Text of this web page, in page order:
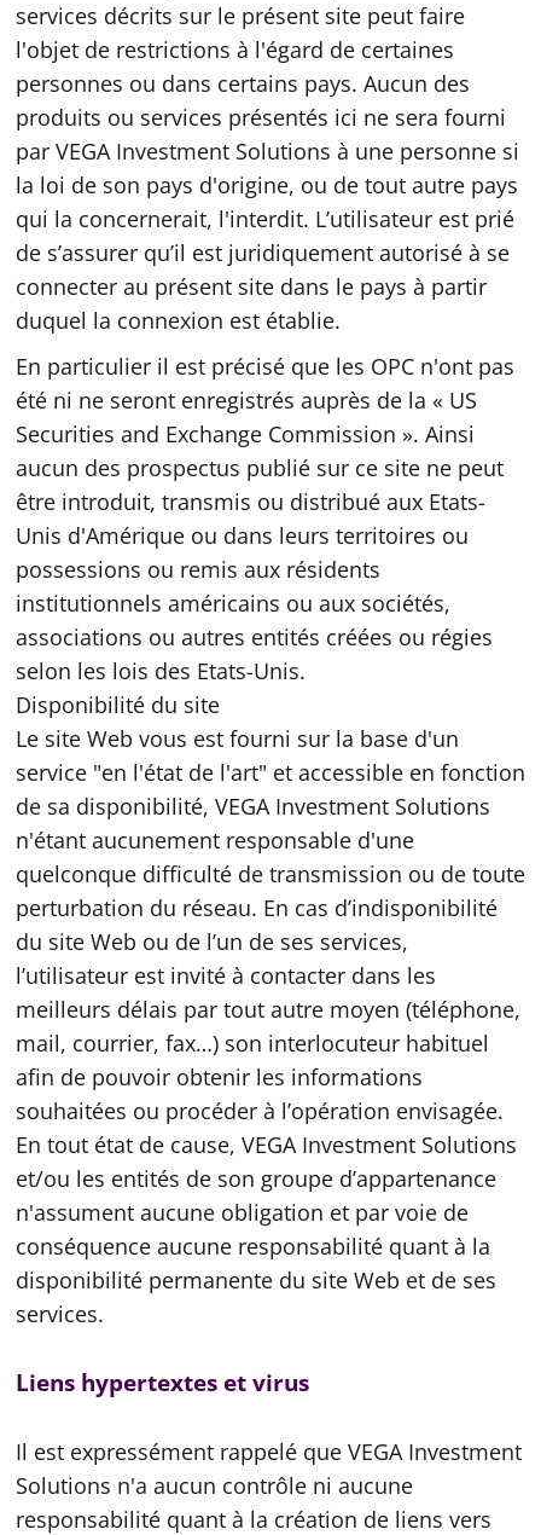
services décrits sur le présent site peut faire
l'objet de restrictions à l'égard de certaines
personnes ou dans certains pays. Aucun des
produits ou services présentés ici ne sera fourni
par VEGA Investment Solutions à une personne si
la loi de son pays d'origine, ou de tout autre pays
qui la concernerait, l'interdit. L’utilisateur est prié
de s’assurer qu’il est juridiquement autorisé à se
connecter au présent site dans le pays à partir
duquel la connexion est établie.
En particulier il est précisé que les OPC n'ont pas
été ni ne seront enregistrés auprès de la « US
Securities and Exchange Commission ». Ainsi
aucun des prospectus publié sur ce site ne peut
être introduit, transmis ou distribué aux Etats-
Unis d'Amérique ou dans leurs territoires ou
possessions ou remis aux résidents
institutionnels américains ou aux sociétés,
associations ou autres entités créées ou régies
selon les lois des Etats-Unis.
Disponibilité du site
Le site Web vous est fourni sur la base d'un
service "en l'état de l'art" et accessible en fonction
de sa disponibilité, VEGA Investment Solutions
n'étant aucunement responsable d'une
quelconque difficulté de transmission ou de toute
perturbation du réseau. En cas d’indisponibilité
du site Web ou de l’un de ses services,
l’utilisateur est invité à contacter dans les
meilleurs délais par tout autre moyen (téléphone,
mail, courrier, fax…) son interlocuteur habituel
afin de pouvoir obtenir les informations
souhaitées ou procéder à l’opération envisagée.
En tout état de cause, VEGA Investment Solutions
et/ou les entités de son groupe d’appartenance
n'assument aucune obligation et par voie de
conséquence aucune responsabilité quant à la
disponibilité permanente du site Web et de ses
services.
Liens hypertextes et virus
Il est expressément rappelé que VEGA Investment
Solutions n'a aucun contrôle ni aucune
responsabilité quant à la création de liens vers